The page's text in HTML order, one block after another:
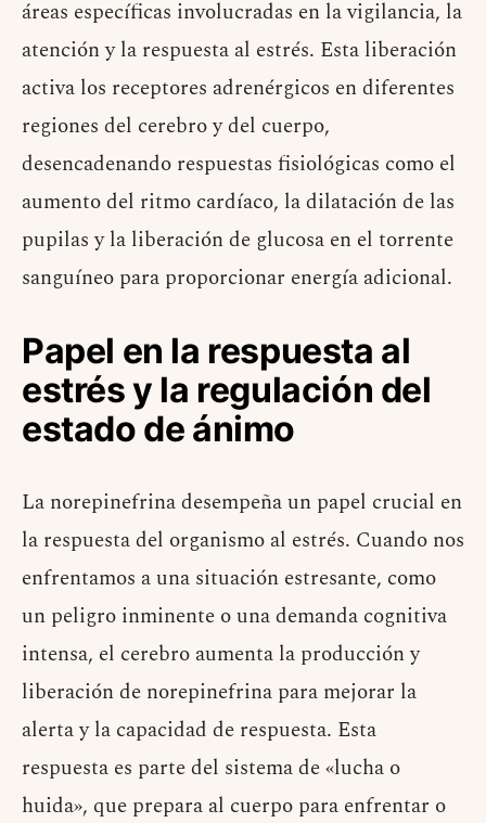
áreas específicas involucradas en la vigilancia, la
atención y la respuesta al estrés. Esta liberación
activa los receptores adrenérgicos en diferentes
regiones del cerebro y del cuerpo,
desencadenando respuestas fisiológicas como el
aumento del ritmo cardíaco, la dilatación de las
pupilas y la liberación de glucosa en el torrente
sanguíneo para proporcionar energía adicional.
Papel en la respuesta al
estrés y la regulación del
estado de ánimo
La norepinefrina desempeña un papel crucial en
la respuesta del organismo al estrés. Cuando nos
enfrentamos a una situación estresante, como
un peligro inminente o una demanda cognitiva
intensa, el cerebro aumenta la producción y
liberación de norepinefrina para mejorar la
alerta y la capacidad de respuesta. Esta
respuesta es parte del sistema de «lucha o
huida», que prepara al cuerpo para enfrentar o